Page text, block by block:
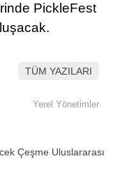
İhbar Hattı
PickleFest
TÜM YAZILARI
Yerel Yönetimler